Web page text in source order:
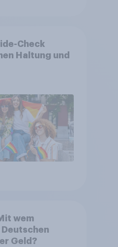
Check
Haltung und
wem
Geld?